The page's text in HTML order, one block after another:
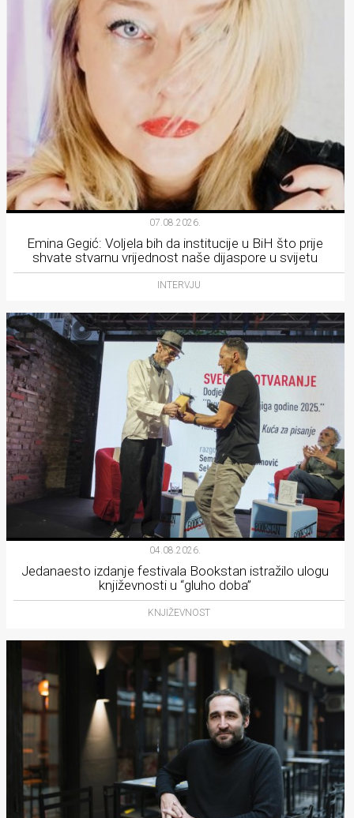
07.08.2026.
Emina Gegić: Voljela bih da institucije u BiH što prije
shvate stvarnu vrijednost naše dijaspore u svijetu
INTERVJU
04.08.2026.
Jedanaesto izdanje festivala Bookstan istražilo ulogu
književnosti u “gluho doba”
KNJIŽEVNOST